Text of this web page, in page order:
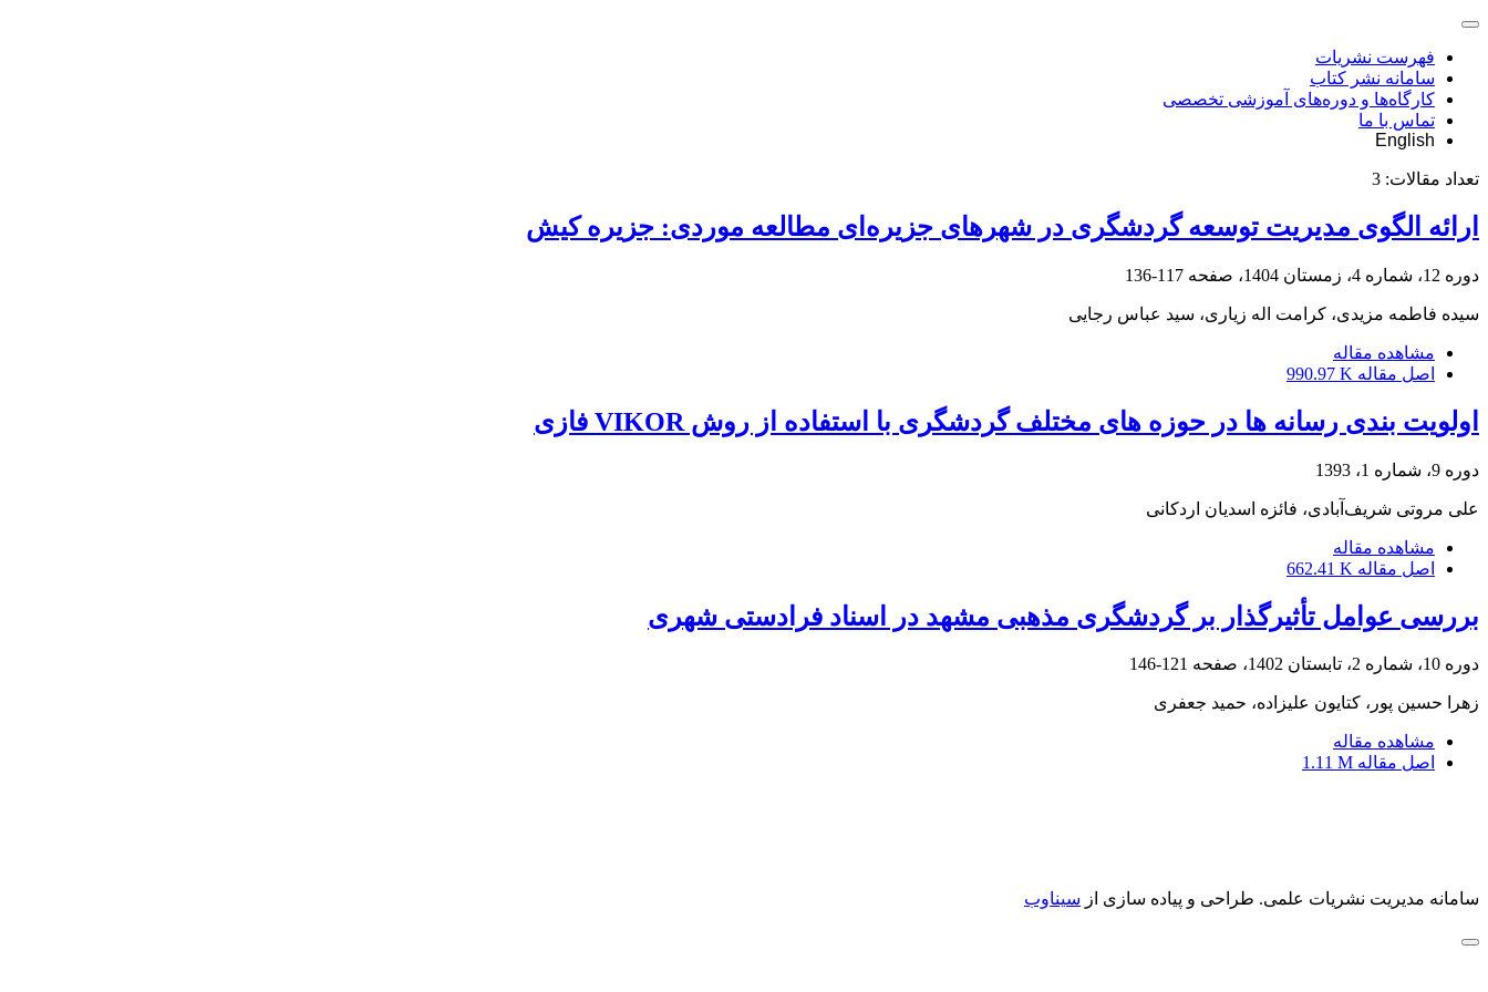
فهرست نشریات
سامانه نشر کتاب
کارگاه‌ها و دوره‌های آموزشی تخصصی
تماس با ما
English
تعداد مقالات: 3
ارائه الگوی مدیریت توسعه گردشگری در شهرهای جزیره‌ای مطالعه موردی: جزیره کیش
دوره 12، شماره 4، زمستان 1404، صفحه 117-136
سیده فاطمه مزیدی، کرامت اله زیاری، سید عباس رجایی
مشاهده مقاله
اصل مقاله 990.97 K
اولویت بندی رسانه ها در حوزه های مختلف گردشگری با استفاده از روش VIKOR فازی
دوره 9، شماره 1، 1393
علی مروتی شریف‌آبادی، فائزه اسدیان اردکانی
مشاهده مقاله
اصل مقاله 662.41 K
بررسی عوامل تأثیرگذار بر گردشگری مذهبی مشهد در اسناد فرادستی شهری
دوره 10، شماره 2، تابستان 1402، صفحه 121-146
زهرا حسین پور، کتایون علیزاده، حمید جعفری
مشاهده مقاله
اصل مقاله 1.11 M
سامانه مدیریت نشریات علمی. طراحی و پیاده سازی از سیناوب